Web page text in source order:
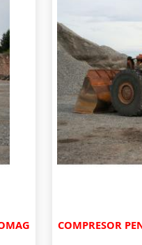
COMPRESOR PENTRU INCARCATOR FRONTAL HANOMAG